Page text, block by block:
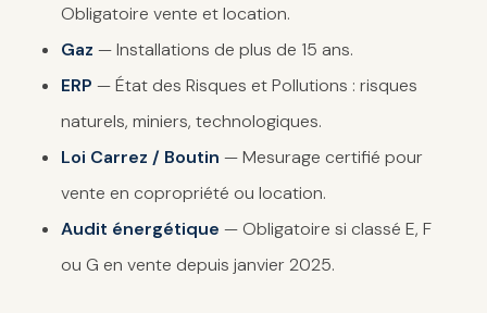
Obligatoire vente et location.
Gaz — Installations de plus de 15 ans.
ERP — État des Risques et Pollutions : risques
naturels, miniers, technologiques.
Loi Carrez / Boutin — Mesurage certifié pour
vente en copropriété ou location.
Audit énergétique — Obligatoire si classé E, F
ou G en vente depuis janvier 2025.